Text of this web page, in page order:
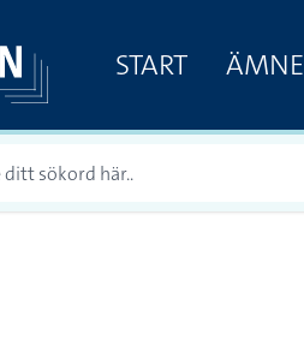
START ÄMNE